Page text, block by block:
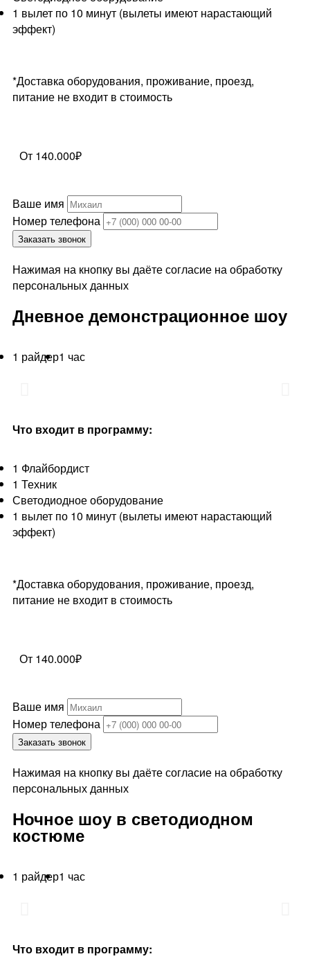
1 вылет по 10 минут (вылеты имеют нарастающий
эффект)
*Доставка оборудования, проживание, проезд,
питание не входит в стоимость
От 140.000₽
Ваше имя
Номер телефона
Заказать звонок
Нажимая на кнопку вы даёте согласие на обработку
персональных данных
Дневное демонстрационное шоу
1 райдер1 час
Что входит в программу:
1 Флайбордист
1 Техник
Светодиодное оборудование
1 вылет по 10 минут (вылеты имеют нарастающий
эффект)
*Доставка оборудования, проживание, проезд,
питание не входит в стоимость
От 140.000₽
Ваше имя
Номер телефона
Заказать звонок
Нажимая на кнопку вы даёте согласие на обработку
персональных данных
Ночное шоу в светодиодном
костюме
1 райдер1 час
Что входит в программу: